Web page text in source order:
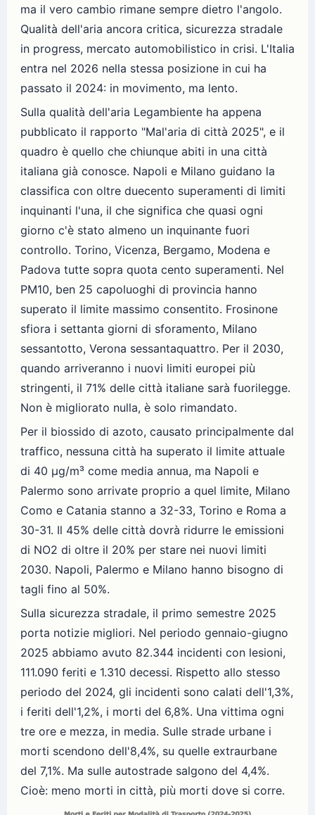
ma il vero cambio rimane sempre dietro l'angolo.
Qualità dell'aria ancora critica, sicurezza stradale
in progress, mercato automobilistico in crisi. L'Italia
entra nel 2026 nella stessa posizione in cui ha
passato il 2024: in movimento, ma lento.
Sulla qualità dell'aria Legambiente ha appena
pubblicato il rapporto "Mal'aria di città 2025", e il
quadro è quello che chiunque abiti in una città
italiana già conosce. Napoli e Milano guidano la
classifica con oltre duecento superamenti di limiti
inquinanti l'una, il che significa che quasi ogni
giorno c'è stato almeno un inquinante fuori
controllo. Torino, Vicenza, Bergamo, Modena e
Padova tutte sopra quota cento superamenti. Nel
PM10, ben 25 capoluoghi di provincia hanno
superato il limite massimo consentito. Frosinone
sfiora i settanta giorni di sforamento, Milano
sessantotto, Verona sessantaquattro. Per il 2030,
quando arriveranno i nuovi limiti europei più
stringenti, il 71% delle città italiane sarà fuorilegge.
Non è migliorato nulla, è solo rimandato.
Per il biossido di azoto, causato principalmente dal
traffico, nessuna città ha superato il limite attuale
di 40 µg/m³ come media annua, ma Napoli e
Palermo sono arrivate proprio a quel limite, Milano
Como e Catania stanno a 32-33, Torino e Roma a
30-31. Il 45% delle città dovrà ridurre le emissioni
di NO2 di oltre il 20% per stare nei nuovi limiti
2030. Napoli, Palermo e Milano hanno bisogno di
tagli fino al 50%.
Sulla sicurezza stradale, il primo semestre 2025
porta notizie migliori. Nel periodo gennaio-giugno
2025 abbiamo avuto 82.344 incidenti con lesioni,
111.090 feriti e 1.310 decessi. Rispetto allo stesso
periodo del 2024, gli incidenti sono calati dell'1,3%,
i feriti dell'1,2%, i morti del 6,8%. Una vittima ogni
tre ore e mezza, in media. Sulle strade urbane i
morti scendono dell'8,4%, su quelle extraurbane
del 7,1%. Ma sulle autostrade salgono del 4,4%.
Cioè: meno morti in città, più morti dove si corre.